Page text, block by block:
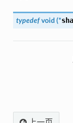
typedef void (*